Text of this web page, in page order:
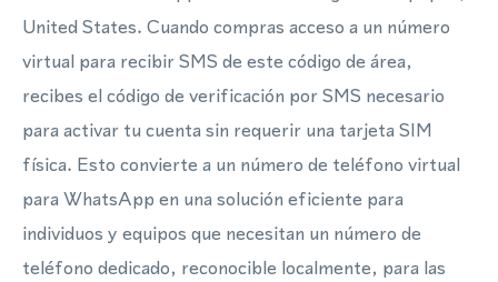
United States. Cuando compras acceso a un número
virtual para recibir SMS de este código de área,
recibes el código de verificación por SMS necesario
para activar tu cuenta sin requerir una tarjeta SIM
física. Esto convierte a un número de teléfono virtual
para WhatsApp en una solución eficiente para
individuos y equipos que necesitan un número de
teléfono dedicado, reconocible localmente, para las